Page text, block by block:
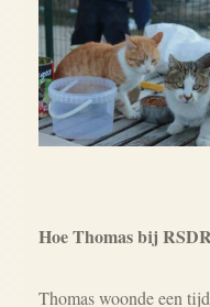
Hoe Thomas bij
Thomas woonde een